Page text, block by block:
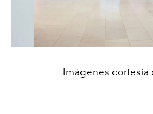
Imágenes cortesía